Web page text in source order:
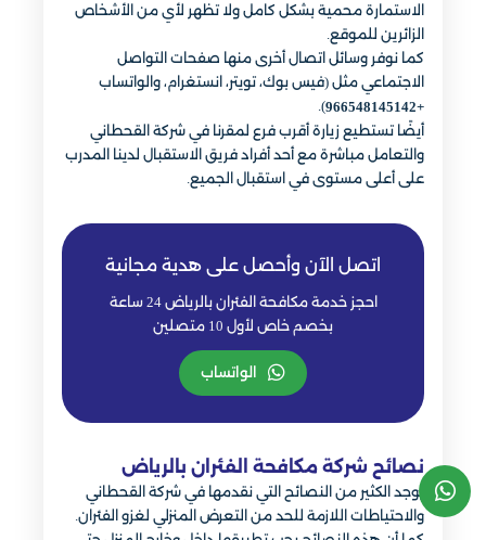
الاستمارة محمية بشكل كامل ولا تظهر لأي من الأشخاص
الزائرين للموقع.
كما نوفر وسائل اتصال أخرى منها صفحات التواصل
الاجتماعي مثل (فيس بوك، تويتر، انستغرام، والواتساب
+966548145142
).
أيضًا تستطيع زيارة أقرب فرع لمقرنا في شركة القحطاني
والتعامل مباشرة مع أحد أفراد فريق الاستقبال لدينا المدرب
على أعلى مستوى في استقبال الجميع.
اتصل الآن وأحصل على هدية مجانية
احجز خدمة مكافحة الفئران بالرياض 24 ساعة
بخصم خاص لأول 10 متصلين
الواتساب
نصائح شركة مكافحة الفئران بالرياض
يوجد الكثير من النصائح التي نقدمها في شركة القحطاني
والاحتياطات اللازمة للحد من التعرض المنزلي لغزو الفئران.